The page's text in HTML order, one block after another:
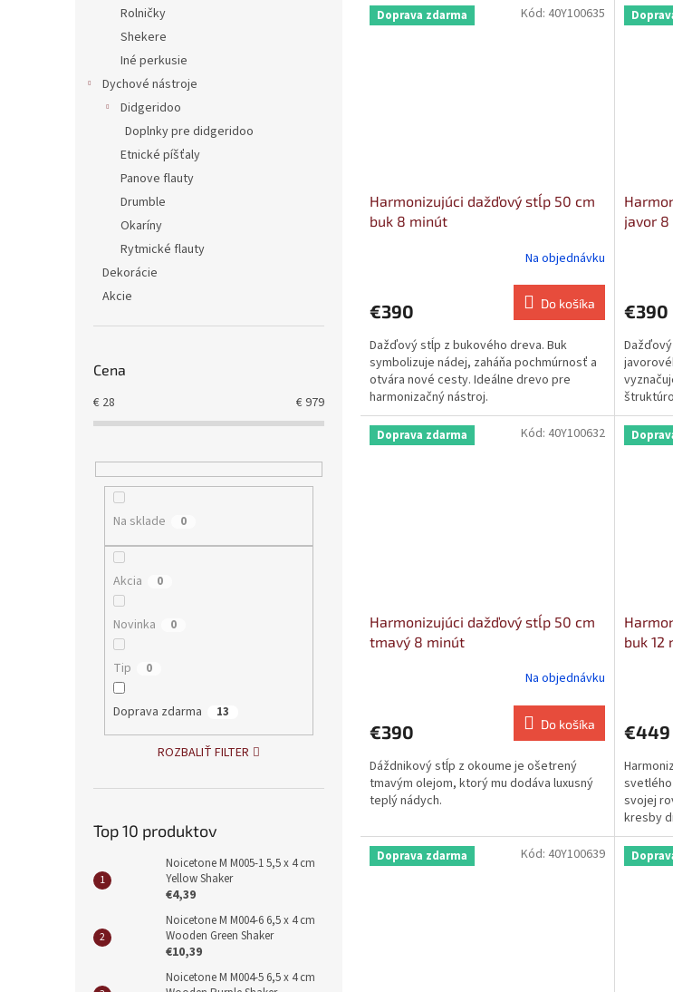
Rolničky
Shekere
Iné perkusie
Dychové nástroje
Didgeridoo
Doplnky pre didgeridoo
Etnické píšťaly
Panove flauty
Drumble
Okaríny
Rytmické flauty
Dekorácie
Akcie
Cena
€ 28 €979
Na sklade 0
Akcia 0
Novinka 0
Tip 0
Doprava zdarma 13
ROZBALIŤ FILTER
Top 10 produktov
Noicetone M M005-1 5,5 x 4 cm
Yellow Shaker
€4,39
Noicetone M M004-6 6,5 x 4 cm
Wooden Green Shaker
€10,39
Noicetone M M004-5 6,5 x 4 cm
Doprava zdarma
Harmonizujúci dažďový stĺp 50 cm
buk 8 minút
Na objednávku
€390 Do košíka
Dažďový stĺp z bukového dreva. Buk
symbolizuje nádej, zaháňa pochmúrnosť a
otvára nové cesty. Ideálne drevo pre
harmonizačný nástroj.
Kód: 40Y100635
javor
€390
Doprava zdarma
Harmonizujúci dažďový stĺp 50 cm
tmavý 8 minút
Na objednávku
€390 Do košíka
Dáždnikový stĺp z okoume je ošetrený
tmavým olejom, ktorý mu dodáva luxusný
teplý nádych.
Kód: 40Y100632
buk 12
€449
svojej
kresby
Doprava zdarma Kód: 40Y100639